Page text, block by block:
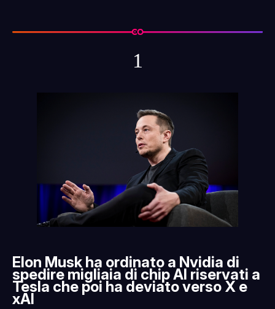
1
Elon Musk ha ordinato a Nvidia di
spedire migliaia di chip AI riservati a
Tesla che poi ha deviato verso X e
xAI